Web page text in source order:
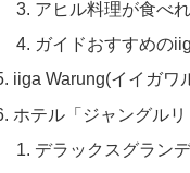
アヒル料理が食べ
ガイドおすすめの
iiga Warung(イイガワ
ホテル「ジャングル
デラックスグラン